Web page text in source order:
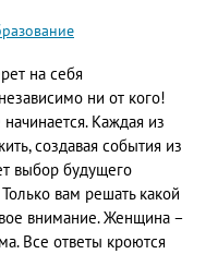
на себя
ни от кого!
Каждая из
создавая события из
выбор будущего
вам решать какой
внимание. Женщина –
Все ответы кроются